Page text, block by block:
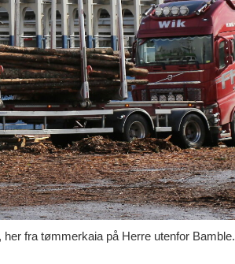
fra tømmerkaia på Herre utenfor Bamble.